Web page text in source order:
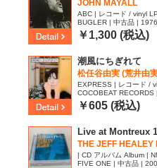
JOHN MAYALL
ABC | レコード / vinyl
BUGLER | 中古品 |
￥1,300 (税込)
潮風にちぎれて
松任谷由実 (荒井由
EXPRESS | レコード /
COCOBEAT
26
￥605 (税込)
Live at Montreux
THE JEFF HEALEY
| CD アルバム Album |
FIVE ONE | 中古品 |